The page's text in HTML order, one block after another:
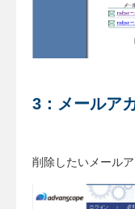
3：メールア
削除したいメール